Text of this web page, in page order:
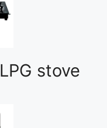
stove